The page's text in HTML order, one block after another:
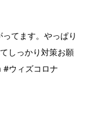
てます。やっぱり
しっかり対策お願
ウィズコロナ